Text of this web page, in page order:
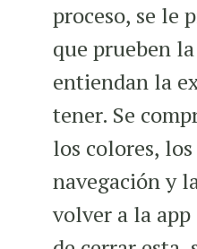
proceso, se le
que prueben
entiendan la
tener. Se
los colores,
navegación y
volver a la app